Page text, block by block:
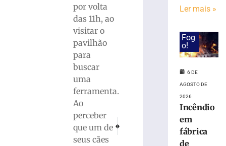
por volta
das 11h, ao
visitar o
pavilhão
para
buscar
uma
ferramenta.
Ao
perceber
que um de
seus cães
Zé Neto sofreu acidente durante
PRÓXIMO
Com pedrada, ladrão danifica porta e furta
restaurante
margens
Papanduva
Ler mais »
Fog
o!
6 DE
AGOSTO DE
2026
Incêndio
em
fábrica
de